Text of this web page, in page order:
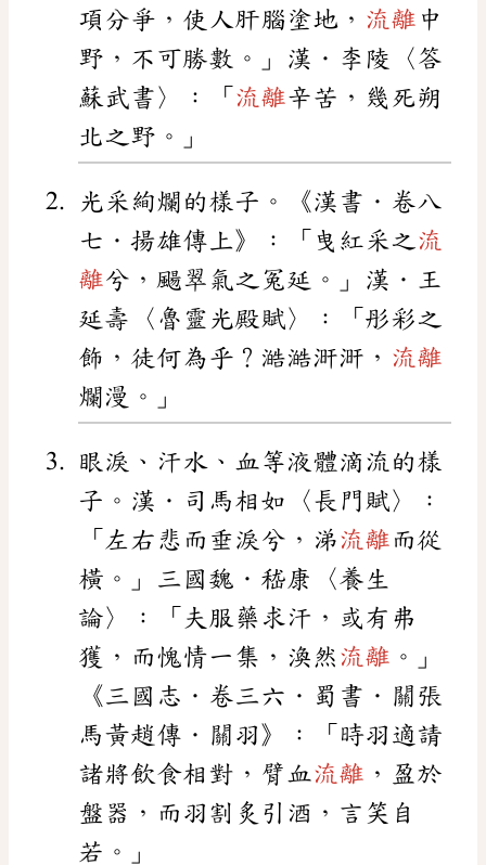
項分爭，使人肝腦塗地， 流離 中
野，不可勝數。」漢．李陵〈答
蘇武書〉：「 流離辛苦，幾死朔
北之野。」
光采絢爛的樣子。《漢書．卷八
七．揚雄傳上》：「曳紅采之 流
離兮，颺翠氣之冤延。」漢．王
延壽〈魯靈光殿賦〉：「彤彩之
飾，徒何為乎？澔澔涆涆， 流離
爛漫。」
眼淚、汗水、血等液體滴流的樣
子。漢．司馬相如〈長門賦〉：
「左右悲而垂淚兮，涕流離 而從
橫。」三國魏．嵇康〈養生
論〉：「夫服藥求汗，或有弗
獲，而愧情一集，渙然 流離 。」
《三國志．卷三六．蜀書．關張
馬黃趙傳．關羽》：「時羽適請
諸將飲食相對，臂血流離 ，盈於
盤器，而羽割炙引酒，言笑自
若。」